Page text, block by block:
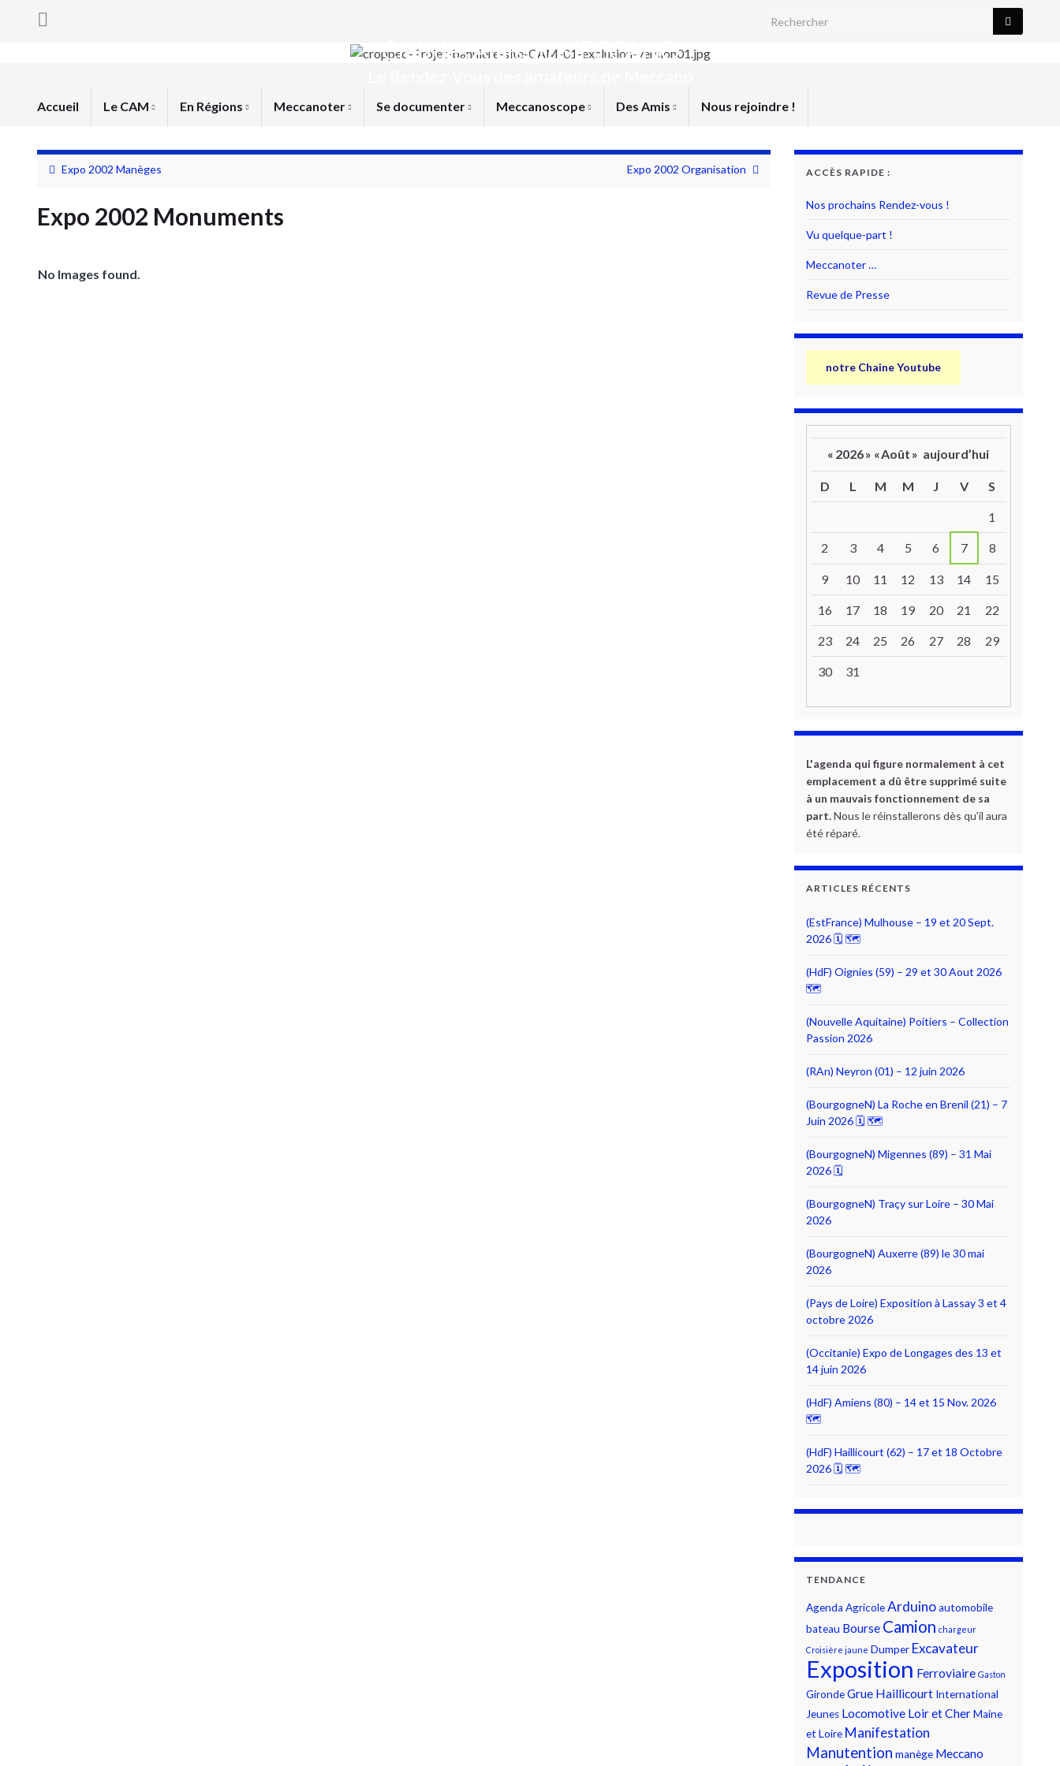
Search for:
Club des Amis du MECCANO
Accueil Le CAM En Régions Meccanoter Se documenter Meccanoscope Des Amis Nous rejoindre !
Expo 2002 Manèges Expo 2002 Organisation
Expo 2002 Monuments
No Images found.
ACCÈS RAPIDE :
Nos prochains Rendez-vous !
Vu quelque-part !
Meccanoter …
Revue de Presse
notre Chaine Youtube
« 2026» «Août » aujourd’hui
D L M M J V S
1
2 3 4 5 6 7 8
9 10 11 12 13 14 15
16 17 18 19 20 21 22
23 24 25 26 27 28 29
30 31
L'agenda qui figure normalement à cet
emplacement a dû être supprimé suite
à un mauvais fonctionnement de sa
part.Nous le réinstallerons dès qu'il aura
été réparé.
ARTICLES RÉCENTS
(EstFrance) Mulhouse – 19 et 20 Sept.
2026 🗓 🗺
(HdF) Oignies (59) – 29 et 30 Aout 2026
🗺
(Nouvelle Aquitaine) Poitiers – Collection
Passion 2026
(RAn) Neyron (01) – 12 juin 2026
(BourgogneN) La Roche en Brenil (21) – 7
Juin 2026 🗓 🗺
(BourgogneN) Migennes (89) – 31 Mai
2026 🗓
(BourgogneN) Traçy sur Loire – 30 Mai
2026
(BourgogneN) Auxerre (89) le 30 mai
2026
(Pays de Loire) Exposition à Lassay 3 et 4
octobre 2026
(Occitanie) Expo de Longages des 13 et
14 juin 2026
(HdF) Amiens (80) – 14 et 15 Nov. 2026
🗺
(HdF) Haillicourt (62) – 17 et 18 Octobre
2026 🗓 🗺
TENDANCE
Agenda AgricoleArduinoautomobile
bateau Bourse Camion chargeur
Croisière jaune Dumper Excavateur
Exposition Ferroviaire Gaston
GirondeGrue Haillicourt International
Jeunes Locomotive Loir et CherMaine
et Loire Manifestation
Manutention manège Meccano